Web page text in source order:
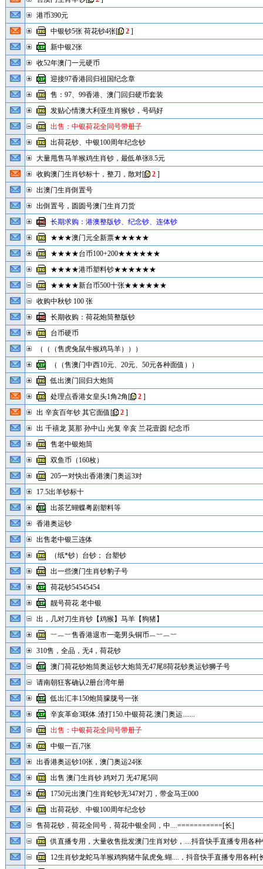
港币390元
中银钞5张 荷花钞4张[ 2]
新中银2张
收52年澳门一元硬币
迎接97香港回归祖国纪念章
售：97、99香港、澳门回归硬币套装
发贴心情澳大利亚生肖猴钞，号码好
出售：中银荷花全同号带册子
出荷花钞、中银100周年纪念钞
大量甩售马羊猴鸡生肖钞，最低单张8.5元
收购澳门生肖钞标十，整刀，散对[ 2]
出澳门生肖倒置号
出倒置号，圆圆号澳门生肖刀货
长期求购：港澳整版钞、纪念钞、连体钞
★★★澳门元全新票★★★★★
★★★★台币100+200★★★★★★
★★★★港币塑料钞★★★★★★
★★★★新台币500十张★★★★★★
收购中秋钞 100 张
长期收购：荷花炮筒整版钞
台币硬币
（（（售虎兔鼠牛猴鸡马羊）））
（（售澳门中西10元、20元、50元各种面值））
低出澳门回归大炮筒
处理点香港女皇头1角2角 [ 2]
出 辛亥百年钞 其它面值 [ 2]
出 千禧龙 莫那 孙中山 光复 辛亥 兰花壹圆 纪念币
售老中银炮筒
双鱼币（160枚）
205一对快出香港澳门奥运3对
17.5出羊钞标十
出茶艺蝴蝶粤剧塑料等
香港奥运钞
出售老中银三连体
（纸*钞）台钞； 台塑钞
出一些澳门生肖钞豹子号
荷花钞54545454
靓号荷花 老中银
出，几对刀生肖钞【鸡猴】马羊【狗猪】
︸︷︸售香港退市一毫男头铜币︷︸︷︸
310售，全品，无4，荷花钞
澳门荷花钞炮筒奥运钞大炮筒无47尾8荷花钞奥运钞狮子号
请南朝狂客确认2册台湾年册
低出汇丰150炮筒朦胧号一张
辛亥革命3联体.渣打150.中银荷花.澳门奥运.......
出售：中银荷花全同号带册子
中银一百,7张
出香港奥运钞10张，澳门奥运24张
出售 澳门生肖钞 鸡对刀 无47尾5同
1750元出澳门生肖蛇钞无347对刀，带金马王000
出荷花钞、中银100周年纪念钞
售荷花钞，荷花全同号，荷花中银全同，中....===========[长]
供直播专用，大量收售批发澳门生肖对钞，....抖音快手直播专用各
12生肖钞龙蛇马羊猴鸡狗猪牛鼠虎兔.蝴....，抖音快手直播专用各种[